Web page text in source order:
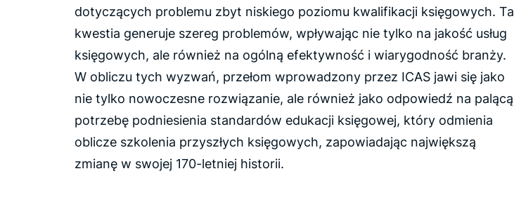
dotyczących problemu zbyt niskiego poziomu kwalifikacji księgowych. Ta
kwestia generuje szereg problemów, wpływając nie tylko na jakość usług
księgowych, ale również na ogólną efektywność i wiarygodność branży.
W obliczu tych wyzwań, przełom wprowadzony przez ICAS jawi się jako
nie tylko nowoczesne rozwiązanie, ale również jako odpowiedź na palącą
potrzebę podniesienia standardów edukacji księgowej, który odmienia
oblicze szkolenia przyszłych księgowych, zapowiadając największą
zmianę w swojej 170-letniej historii.